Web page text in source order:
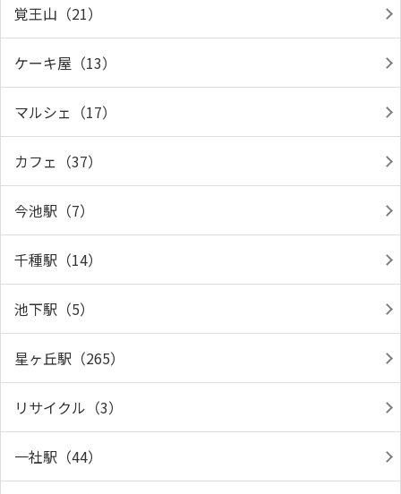
覚王山（21）
ケーキ屋（13）
マルシェ（17）
カフェ（37）
今池駅（7）
千種駅（14）
池下駅（5）
星ヶ丘駅（265）
リサイクル（3）
一社駅（44）